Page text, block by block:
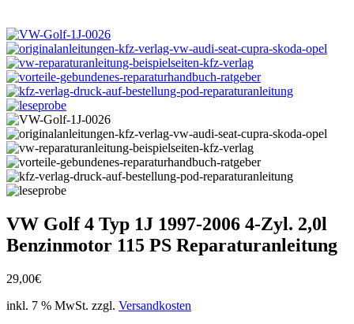
VW Golf 4 Typ 1J 1997-2006 4-Zyl. 2,0l
Benzinmotor 115 PS Reparaturanleitung
29,00€
inkl. 7 % MwSt. zzgl. Versandkosten